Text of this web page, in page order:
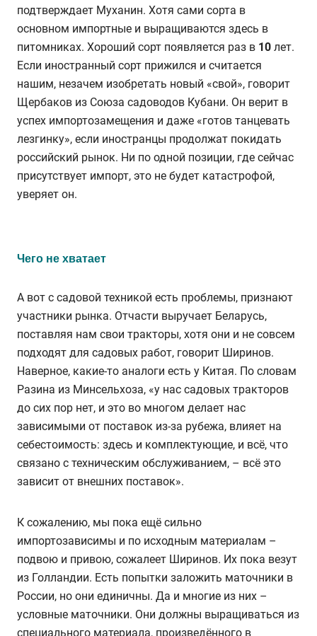
подтверждает Муханин. Хотя сами сорта в
основном импортные и выращиваются здесь в
питомниках. Хороший сорт появляется раз в 10 лет.
Если иностранный сорт прижился и считается
нашим, незачем изобретать новый «свой», говорит
Щербаков из Союза садоводов Кубани. Он верит в
успех импортозамещения и даже «готов танцевать
лезгинку», если иностранцы продолжат покидать
российский рынок. Ни по одной позиции, где сейчас
присутствует импорт, это не будет катастрофой,
уверяет он.
Чего не хватает
А вот с садовой техникой есть проблемы, признают
участники рынка. Отчасти выручает Беларусь,
поставляя нам свои тракторы, хотя они и не совсем
подходят для садовых работ, говорит Ширинов.
Наверное, какие-то аналоги есть у Китая. По словам
Разина из Минсельхоза, «у нас садовых тракторов
до сих пор нет, и это во многом делает нас
зависимыми от поставок из-за рубежа, влияет на
себестоимость: здесь и комплектующие, и всё, что
связано с техническим обслуживанием, – всё это
зависит от внешних поставок».
К сожалению, мы пока ещё сильно
импортозависимы и по исходным материалам –
подвою и привою, сожалеет Ширинов. Их пока везут
из Голландии. Есть попытки заложить маточники в
России, но они единичны. Да и многие из них –
условные маточники. Они должны выращиваться из
специального материала, произведённого в